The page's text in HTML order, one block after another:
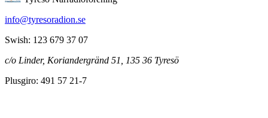
info@tyresoradion.se
Swish: 123 679 37 07
c/o Linder, Koriandergränd 51, 135 36 Tyresö
Plusgiro: 491 57 21-7